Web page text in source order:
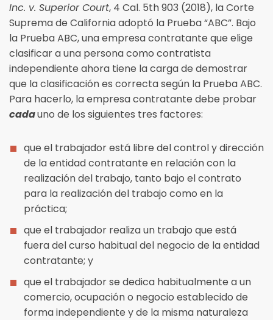
Inc. v. Superior Court, 4 Cal. 5th 903 (2018), la Corte
Suprema de California adoptó la Prueba “ABC”. Bajo
la Prueba ABC, una empresa contratante que elige
clasificar a una persona como contratista
independiente ahora tiene la carga de demostrar
que la clasificación es correcta según la Prueba ABC.
Para hacerlo, la empresa contratante debe probar
cadauno de los siguientes tres factores:
que el trabajador está libre del control y dirección
de la entidad contratante en relación con la
realización del trabajo, tanto bajo el contrato
para la realización del trabajo como en la
práctica;
que el trabajador realiza un trabajo que está
fuera del curso habitual del negocio de la entidad
contratante; y
que el trabajador se dedica habitualmente a un
comercio, ocupación o negocio establecido de
forma independiente y de la misma naturaleza